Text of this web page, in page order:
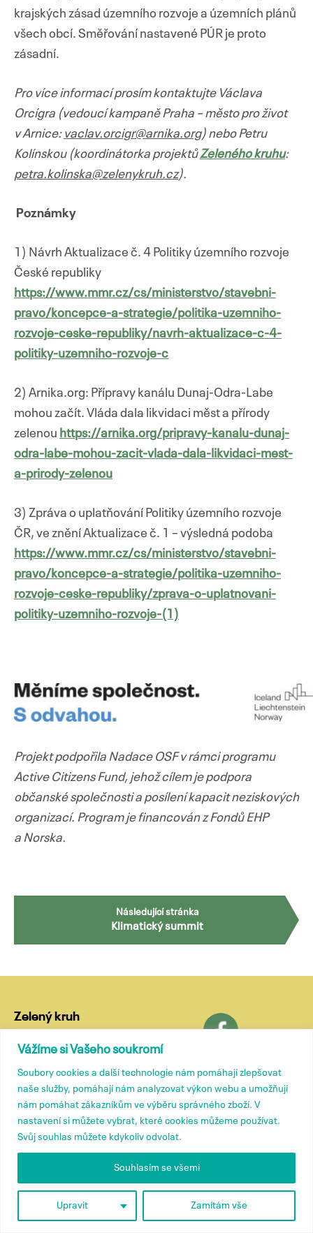
Vážíme si Vašeho soukromí
Soubory cookies a další technologie nám pomáhají zlepšovat
naše služby, pomáhají nám analyzovat výkon webu a umožňují
nám pomáhat zákazníkům ve výběru správného zboží. V
nastavení si můžete vybrat, které cookies můžeme používat.
Svůj souhlas můžete kdykoliv odvolat.
Upravit Zamítám vše
Souhlasím se všemi
krajských zásad územního rozvoje a územních plánů
všech obcí. Směřování nastavené PÚR je proto
zásadní.
Pro více informací prosím kontaktujte Václava
Orcígra (vedoucí kampaně Praha – město pro život
v Arnice: vaclav.orcigr@arnika.org) nebo Petru
Kolínskou (koordinátorka projektůZeleného kruhu:
petra.kolinska@zelenykruh.cz).
Poznámky
1) Návrh Aktualizace č. 4 Politiky územního rozvoje
České republiky
https://www.mmr.cz/cs/ministerstvo/stavebni-
pravo/koncepce-a-strategie/politika-uzemniho-
rozvoje-ceske-republiky/navrh-aktualizace-c-4-
politiky-uzemniho-rozvoje-c
2) Arnika.org: Přípravy kanálu Dunaj-Odra-Labe
mohou začít. Vláda dala likvidaci měst a přírody
zelenou https://arnika.org/pripravy-kanalu-dunaj-
odra-labe-mohou-zacit-vlada-dala-likvidaci-mest-
a-prirody-zelenou
3) Zpráva o uplatňování Politiky územního rozvoje
ČR, ve znění Aktualizace č. 1 – výsledná podoba
https://www.mmr.cz/cs/ministerstvo/stavebni-
pravo/koncepce-a-strategie/politika-uzemniho-
rozvoje-ceske-republiky/zprava-o-uplatnovani-
politiky-uzemniho-rozvoje-(1)
Projekt podpořila Nadace OSF v rámci programu
Active Citizens Fund, jehož cílem je podpora
občanské společnosti a posílení kapacit neziskových
organizací. Program je financován z Fondů EHP
a Norska.
NavigaceNásledující stránka
Klimatický summit
Zelený kruh
120 00 Praha 2
tel.: (+420) 799 572 435
kancelar@zelenykruh.cz
Přidružené členství
O nás
Kontakty